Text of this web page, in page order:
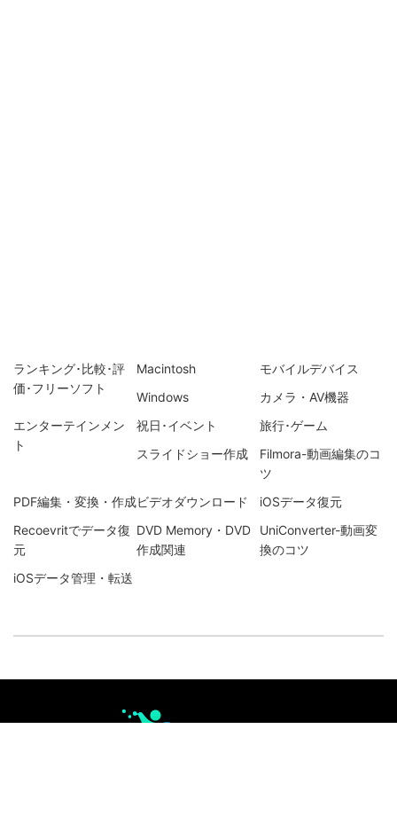
ランキング･比較･評
価･フリーソフト
Macintosh
モバイルデバイス
Windows
カメラ・AV機器
エンターテインメン
ト
祝日･イベント
旅行･ゲーム
スライドショー作成
Filmora-動画編集のコ
ツ
PDF編集・変換・作成ビデオダウンロード
iOSデータ復元
Recoevritでデータ復
元
DVD Memory・DVD
作成関連
UniConverter-動画変
換のコツ
iOSデータ管理・転送